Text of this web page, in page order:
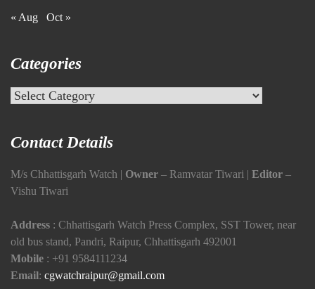
« Aug Oct »
Categories
Categories
Contact Details
M/s Chhattisgarh Watch | Owner – Ramvatar Tiwari | Editor –
Vishu Tiwari
Address : Chhattisgarh Watch Press Complex, SST Tower, near
old bus stand, Pandri, Raipur, Chhattisgarh 492001
Mobile : +91 9584111234
Email: cgwatchraipur@gmail.com